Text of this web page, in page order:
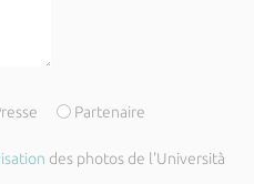
Partenaire
des photos de l'Università